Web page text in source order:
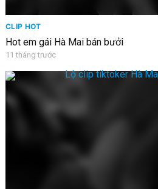
CLIP HOT
Hot em gái Hà Mai bán bưởi
11 tháng trước